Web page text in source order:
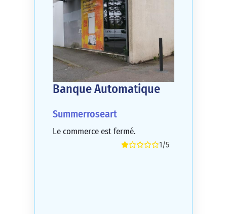
Banque Automatique
Summerroseart
Le commerce est fermé.
1/5